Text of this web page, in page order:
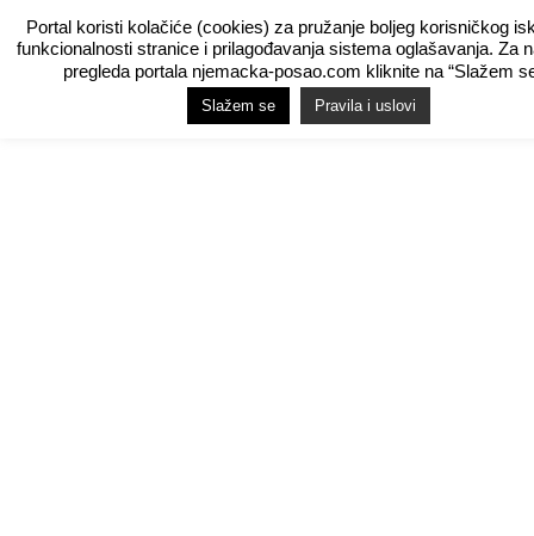
Portal koristi kolačiće (cookies) za pružanje boljeg korisničkog
funkcionalnosti stranice i prilagođavanja sistema oglašavanja. Za
pregleda portala njemacka-posao.com kliknite na “Slažem
Slažem se Pravila i uslovi